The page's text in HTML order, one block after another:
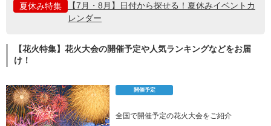
夏休み特集
【7月・8月】日付から探せる！夏休みイベントカ
レンダー
【花火特集】花火大会の開催予定や人気ランキングなどをお届
け！
開催予定
全国で開催予定の花火大会をご紹介